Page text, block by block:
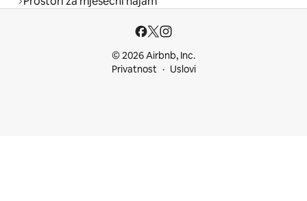
© 2026 Airbnb, Inc.
Privatnost
Uslovi